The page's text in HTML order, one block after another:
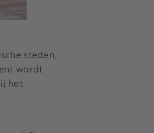
steden,
wordt
het